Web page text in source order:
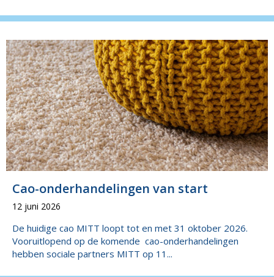
Cao-onderhandelingen van start
12 juni 2026
De huidige cao MITT loopt tot en met 31 oktober 2026.
Vooruitlopend op de komende cao-onderhandelingen
hebben sociale partners MITT op 11...